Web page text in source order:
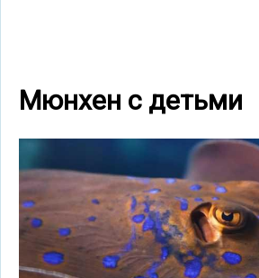
Мюнхен с детьми